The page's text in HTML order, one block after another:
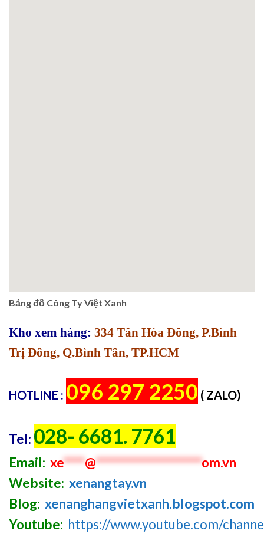
Bảng đồ Công Ty Việt Xanh
Kho xem hàng: 334 Tân Hòa Đông, P.Bình
Trị Đông, Q.Bình Tân, TP.HCM
HOTLINE : 096 297 2250 ( ZALO)
Tel: 028- 6681. 7761
Email: xe****@********************om.vn
Website: xenangtay.vn
Blog: xenanghangvietxanh.blogspot.com
Youtube: https://www.youtube.com/